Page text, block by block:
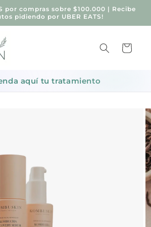
por compras sobre $100.000 | Recibe
pidiendo por UBER EATS!
Carrito
aquí tu tratamiento